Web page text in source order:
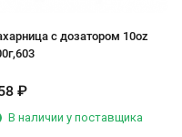
с дозатором 10oz
₽
В наличии у поставщика